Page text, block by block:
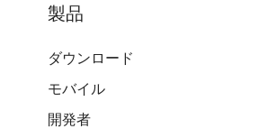
製品
ダウンロード
モバイル
開発者